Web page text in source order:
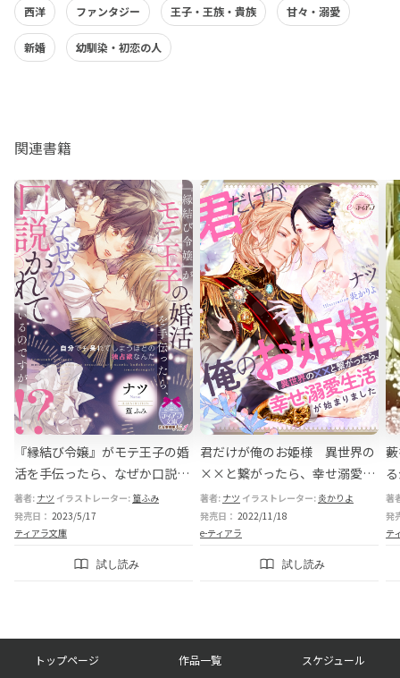
西洋 ファンタジー 王子・王族・貴族 甘々・溺愛
新婚 幼馴染・初恋の人
関連書籍
『縁結び令嬢』がモテ王子の婚
活を手伝ったら、なぜか口説か
れているのですが!?
著者: ナツ イラストレーター: 篁ふみ
発売日： 2023/5/17
ティアラ文庫
試し読み
君だけが俺のお姫様 異世界の
××と繋がったら、幸せ溺愛生
活が始まりました
著者: ナツ イラストレーター: 炎かりよ
発売日： 2022/11/18
e-ティアラ
試し読み
著
発
テ
トップページ 作品一覧 スケジュール